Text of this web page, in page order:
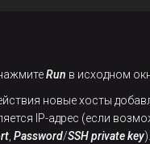
Run в исходном
новые хосты
IP-адрес (если
, Password/SSH private key).